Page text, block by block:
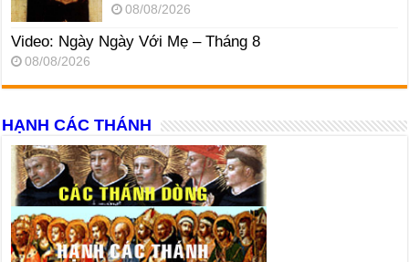
08/08/2026
Video: Ngày Ngày Với Mẹ – Tháng 8
08/08/2026
HẠNH CÁC THÁNH